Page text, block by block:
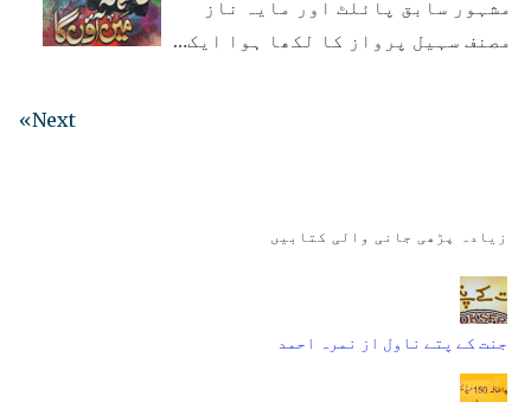
مشہور سابق پائلٹ اور مایہ ناز
مصنف سہیل پرواز کا لکھا ہوا ایک…
Next»
زیادہ پڑھی جانی والی کتابیں
جنت کے پتے ناول از نمرہ احمد